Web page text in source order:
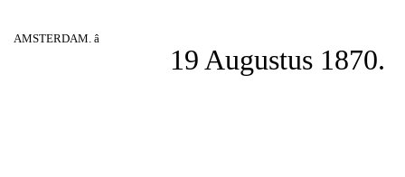
AMSTERDAM. â
19 Augustus 1870.